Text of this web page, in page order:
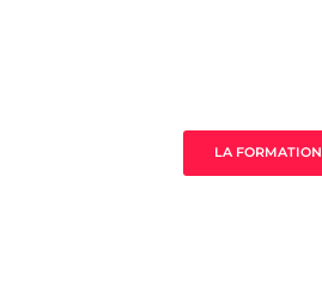
LA FORMATION